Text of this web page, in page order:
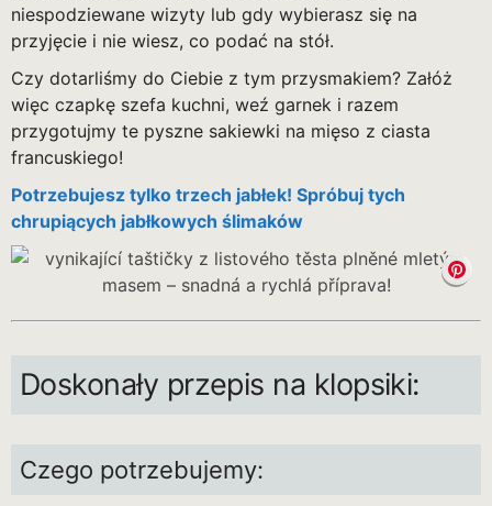
niespodziewane wizyty lub gdy wybierasz się na
przyjęcie i nie wiesz, co podać na stół.
Czy dotarliśmy do Ciebie z tym przysmakiem? Załóż
więc czapkę szefa kuchni, weź garnek i razem
przygotujmy te pyszne sakiewki na mięso z ciasta
francuskiego!
Potrzebujesz tylko trzech jabłek! Spróbuj tych
chrupiących jabłkowych ślimaków
Doskonały przepis na klopsiki:
Czego potrzebujemy: